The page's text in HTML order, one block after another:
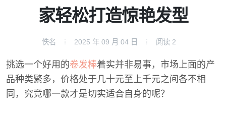
家轻松打造惊艳发型
佚名 2025 年 09 月 04 日 阅读 2
挑选一个好用的卷发棒着实并非易事，市场上面的产
品种类繁多，价格处于几十元至上千元之间各不相
同，究竟哪一款才是切实适合自身的呢？